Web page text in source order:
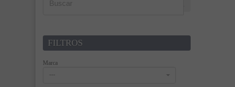
FILTROS
Marca
---